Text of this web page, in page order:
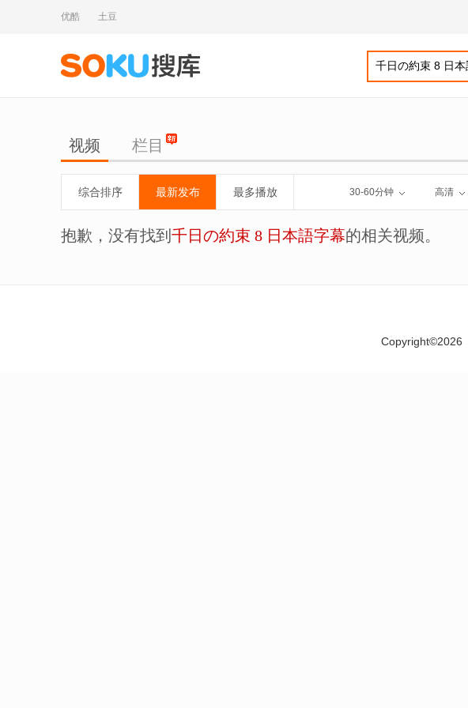
优酷 土豆
视频 栏目
综合排序 最新发布 最多播放 30-60分钟 高清
抱歉，没有找到 千日の約束 8 日本語字幕的相关视频。
Copyright©2026